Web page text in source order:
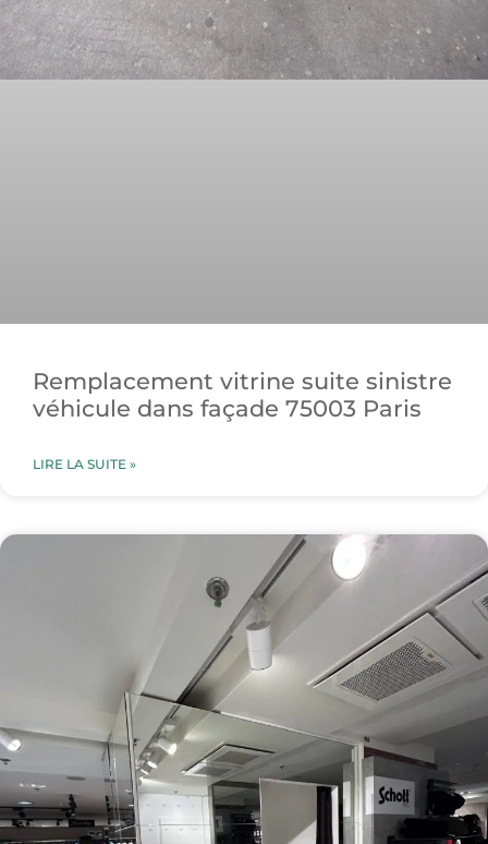
Remplacement vitrine suite sinistre
véhicule dans façade 75003 Paris
LIRE LA SUITE »